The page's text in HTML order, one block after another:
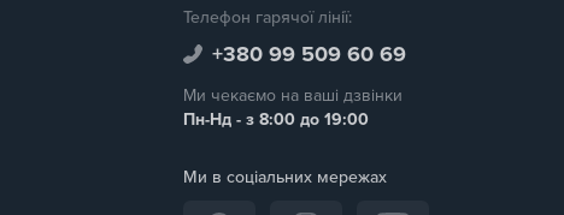
Телефон гарячої лінії:
+380 99 509 60 69
Ми чекаємо на ваші дзвінки
Пн-Нд - з 8:00 до 19:00
Ми в соціальних мережах